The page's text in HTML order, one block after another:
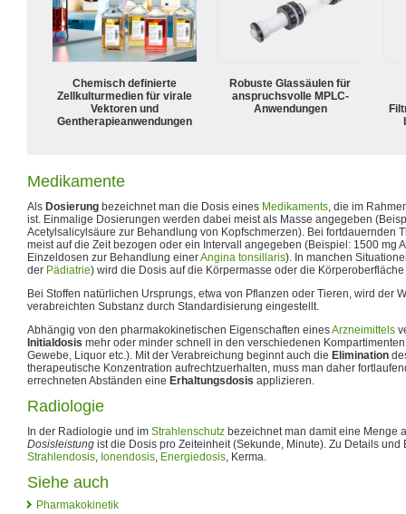
Chemisch definierte
Zellkulturmedien für virale
Vektoren und
Gentherapieanwendungen
Robuste Glassäulen für
anspruchsvolle MPLC-
Anwendungen
Medikamente
Als Dosierung bezeichnet man die Dosis eines Medikaments, die im
ist. Einmalige Dosierungen werden dabei meist als Masse angegeben
Acetylsalicylsäure zur Behandlung von Kopfschmerzen). Bei fortdauernden
meist auf die Zeit bezogen oder ein Intervall angegeben (Beispiel: 1500 mg
Einzeldosen zur Behandlung einerAngina tonsillaris). In manchen
der Pädiatrie) wird die Dosis auf die Körpermasse oder die
Bei Stoffen natürlichen Ursprungs, etwa von Pflanzen oder Tieren, wird der
verabreichten Substanz durch Standardisierung eingestellt.
Abhängig von den pharmakokinetischen Eigenschaften einesArzneimittels
Initialdosis mehr oder minder schnell in den verschiedenen
Gewebe, Liquor etc.). Mit der Verabreichung beginnt auch die Elimination
therapeutische Konzentration aufrechtzuerhalten, muss man daher
errechneten Abständen eine Erhaltungsdosis applizieren.
Radiologie
In der Radiologie und im Strahlenschutz bezeichnet man damit eine Menge
Dosisleistung ist die Dosis pro Zeiteinheit (Sekunde, Minute). Zu Details und
Strahlendosis, Ionendosis, Energiedosis, Kerma.
Siehe auch
Pharmakokinetik